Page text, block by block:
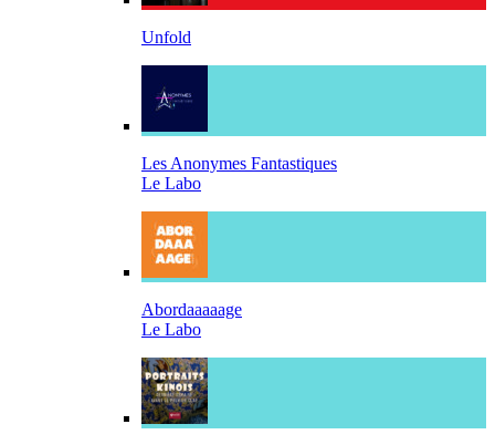
Unfold
Les Anonymes Fantastiques
Le Labo
Abordaaaaage
Le Labo